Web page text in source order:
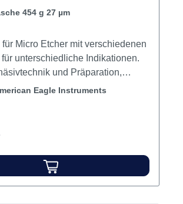
454 g 27 µm
Micro Etcher mit verschiedenen
unterschiedliche Indikationen.
und Präparation,
Komposit und Kunststoff 50
Metall, Keramik, Komposit
an Kronen und Brucken
Eagle Instruments